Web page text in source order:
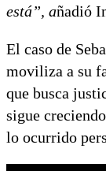
está”, añadió
El caso de
moviliza a su
que busca
sigue
lo ocurrido